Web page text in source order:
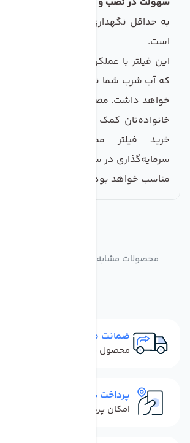
به حداقل نگهداری، استفاده از آن برای
است.
این فیلتر با عملکرد بهینه خود، به شما
که آب شرب شما نه تنها سالم است، بلکه
خواهد داشت. مصرف آب تصفیه شده
خانواده‌تان کمک کند و از بروز
سرمایه‌گذاری در سلامتی شما و
مناسب خواهد بود.
محصولات مشابه فیلتر ممبران تصفیه آب
ضمانت مرجوعی
محصول نباید آسیب دیده باشد
پرداخت در محل
امکان پرداخت کل فاکتور در محل